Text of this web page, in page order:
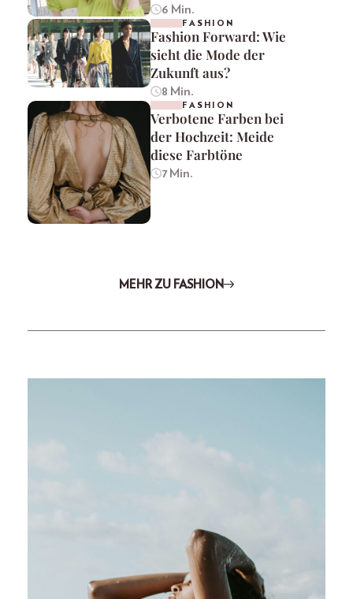
6 Min.
FASHION
Fashion Forward: Wie
sieht die Mode der
Zukunft aus?
8 Min.
FASHION
Verbotene Farben bei
der Hochzeit: Meide
diese Farbtöne
7 Min.
MEHR ZU FASHION